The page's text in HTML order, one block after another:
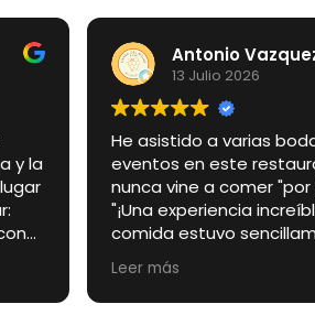
y la
Antonio
13 Julio 2026
He asistido a varias
eventos en este
nunca vine a comer "por
"¡Una experiencia
comida estuvo
espectacular, todo
su punto. El ambiente es
agradable, de esos
Leer más